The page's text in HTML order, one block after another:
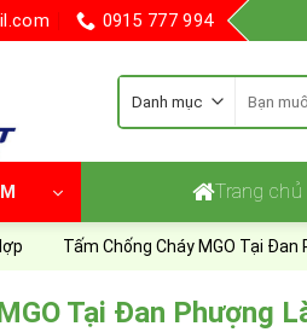
0915 777 994
kiếm:
Trang chủ
Tấm Chống Cháy MGO Tại Đan
Tại Đan Phượng